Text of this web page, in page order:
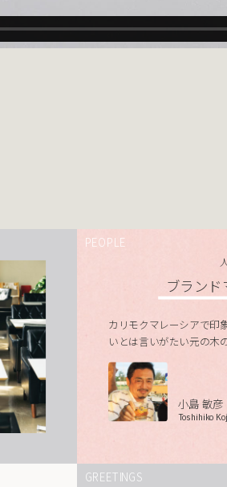
PEOPLE
ブランド
カリモクマレーシアで印
いとは言いがたい元の
小島 敏彦
Toshihiko
GREETINGS